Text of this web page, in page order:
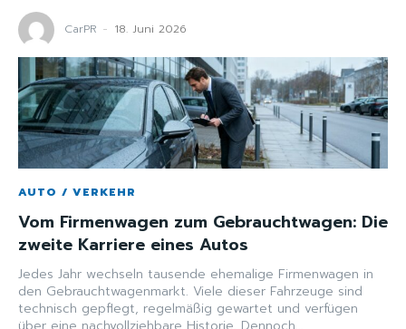
CarPR - 18. Juni 2026
AUTO / VERKEHR
Vom Firmenwagen zum Gebrauchtwagen: Die
zweite Karriere eines Autos
Jedes Jahr wechseln tausende ehemalige Firmenwagen in
den Gebrauchtwagenmarkt. Viele dieser Fahrzeuge sind
technisch gepflegt, regelmäßig gewartet und verfügen